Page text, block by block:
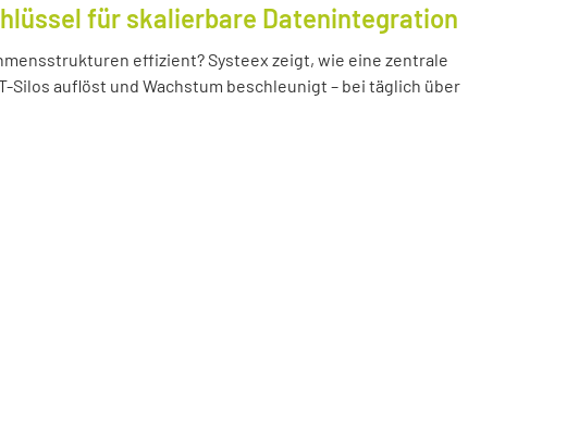
für skalierbare Datenintegration
effizient? Systeex zeigt, wie eine zentrale
Silos auflöst und Wachstum beschleunigt – bei täglich über